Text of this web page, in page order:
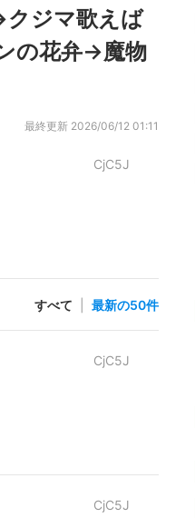
ジマ歌えば
の花弁→魔物
最終更新 2026/06/12 01:11
CjC5J
すべて 最新の50件
CjC5J
CjC5J